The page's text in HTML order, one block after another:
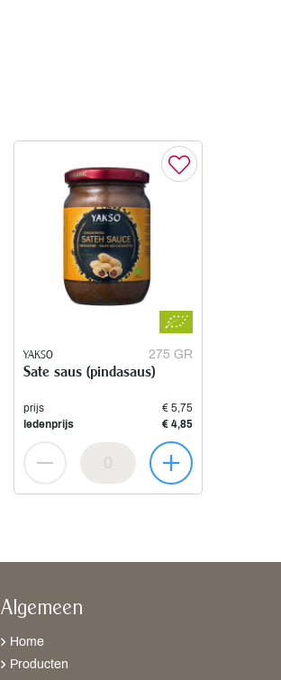
YAKSO 275 GR
Sate saus (pindasaus)
prijs
€ 5,75
ledenprijs
€ 4,85
Algemeen
Home
Producten